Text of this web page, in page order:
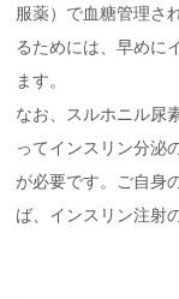
服薬）で血糖管理さ
るためには、早めに
ます。
なお、スルホニル尿
ってインスリン分泌
が必要です。ご自身
ば、インスリン注射